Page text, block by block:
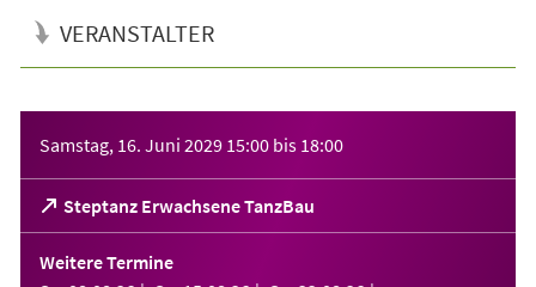
VERANSTALTER
Samstag, 16. Juni 2029 15:00 bis 18:00
Steptanz Erwachsene TanzBau
(Öffnet
in
einem
neuen
Weitere Termine